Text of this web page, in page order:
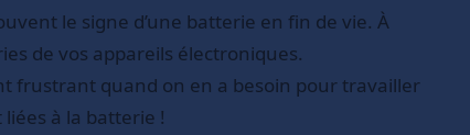
le signe d’une batterie en fin de vie. À
de vos appareils électroniques.
frustrant quand on en a besoin pour travailler
à la batterie !